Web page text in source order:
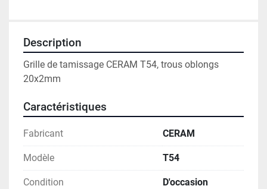
Description
Grille de tamissage CERAM T54, trous oblongs
20x2mm
Caractéristiques
Fabricant CERAM
Modèle T54
Condition D'occasion